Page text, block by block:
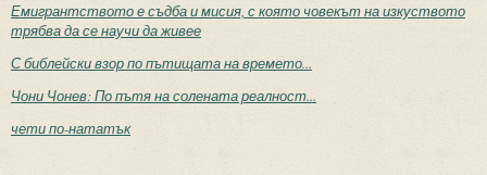
Емигрантството е съдба и мисия, с която човекът на изкуството
трябва да се научи да живее
С библейски взор по пътищата на времето...
Чони Чонев: По пътя на солената реалност...
чети по-нататък